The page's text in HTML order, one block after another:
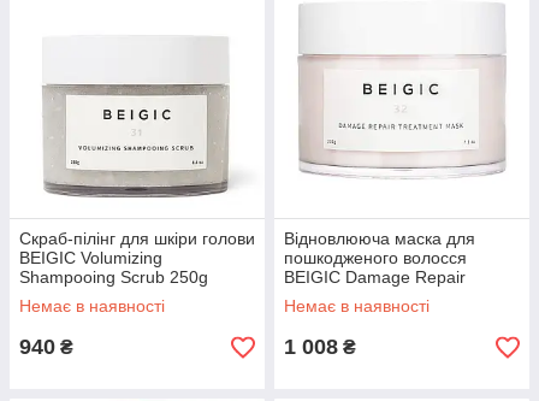
Скраб-пілінг для шкіри голови
BEIGIC Volumizing
Shampooing Scrub 250g
Немає в наявності
940 ₴
Відновлююча маска для
пошкодженого волосся
BEIGIC Damage Repair
Treatment Mask 200g
Немає в наявності
1 008 ₴